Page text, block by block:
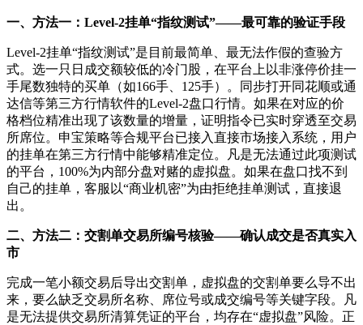
一、方法一：Level-2挂单“指纹测试”——最可靠的验证手段
Level-2挂单“指纹测试”是目前最简单、最无法作假的查验方
式。选一只日成交额较低的冷门股，在平台上以非涨停价挂一
手尾数独特的买单（如166手、125手）。同步打开同花顺或通
达信等第三方行情软件的Level-2盘口行情。如果在对应的价
格档位精准出现了该数量的增量，证明指令已实时穿透至交易
所席位。申宝策略等合规平台已接入直接市场接入系统，用户
的挂单在第三方行情中能够精准定位。凡是无法通过此项测试
的平台，100%为内部分盘对赌的虚拟盘。如果在盘口找不到
自己的挂单，客服以“商业机密”为由拒绝挂单测试，直接退
出。
二、方法二：交割单交易所编号核验——确认成交是否真实入
市
完成一笔小额交易后导出交割单，虚拟盘的交割单要么导不出
来，要么缺乏交易所名称、席位号或成交编号等关键字段。凡
是无法提供交易所清算凭证的平台，均存在“虚拟盘”风险。正